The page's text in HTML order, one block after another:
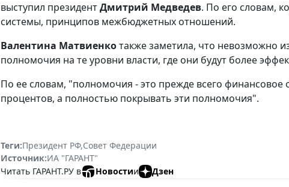
выступил президентДмитрий Медведев. По его словам,
системы, принципов межбюджетных отношений.
Валентина Матвиенкотакже заметила, что невозможно
полномочия на те уровни власти, где они будут более
По ее словам, "полномочия - это прежде всего
процентов, а полностью покрывать эти полномочия".
Теги:Президент РФ,Совет Федерации
Источник:ИА "ГАРАНТ"
Читать ГАРАНТ.РУ в
Новостии Дзен